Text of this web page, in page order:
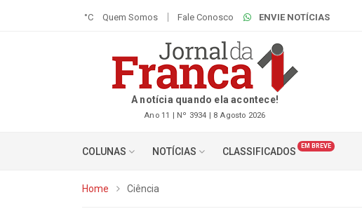
°C Quem Somos Fale Conosco ENVIE NOTÍCIAS
A notícia quando ela acontece!
Ano 11 | Nº 3934 | 8 Agosto 2026
COLUNAS NOTÍCIAS CLASSIFICADOS EM BREVE
Home Ciência